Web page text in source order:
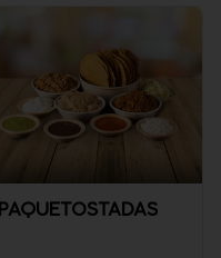
PAQUETOSTADAS